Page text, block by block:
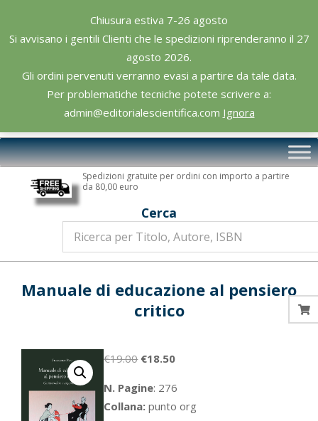
Chiusura estiva 7-26 agosto
Si avvisano i gentili Clienti che le spedizioni riprenderanno il 27
agosto 2026.
Gli ordini pervenuti verranno evasi a partire da tale data.
Per problematiche tecniche potete scrivere a:
admin@editorialescientifica.com Ignora
content
Editoriale
Scientifica
Primary
Navigation
Spedizioni gratuite per ordini con importo a partire
da 80,00 euro
Cerca
Manuale di educazione al pensiero
critico
€19.00 Il
originale
era:
€18.50Il
attuale
è:
N. Pagine: 276
Collana: punto org